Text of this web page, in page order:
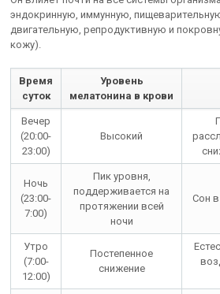
эндокринную, иммунную,
двигательную, репродуктивную и
кожу).
Время
суток
Уровень
мелатонина в крови
Вечер
(20:00-
23:00)
Высокий
Ночь
(23:00-
7:00)
Пик уровня,
поддерживается на
протяжении всей
ночи
Сон
Утро
(7:00-
12:00)
Постепенное
снижение